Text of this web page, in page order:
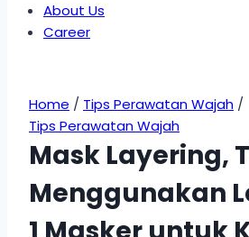
About Us
Career
Home / Tips Perawatan Wajah /
Tips Perawatan Wajah
Mask Layering,
Menggunakan